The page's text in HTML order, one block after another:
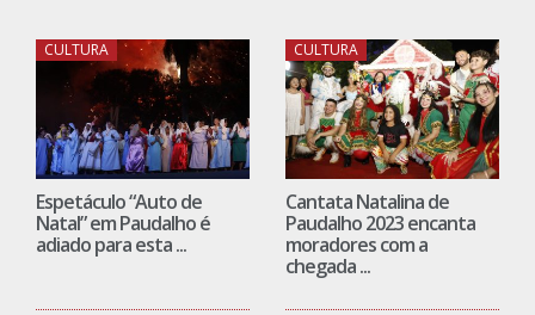
CULTURA
Espetáculo “Auto de
Natal” em Paudalho é
adiado para esta ...
CULTURA
Cantata Natalina de
Paudalho 2023 encanta
moradores com a
chegada ...